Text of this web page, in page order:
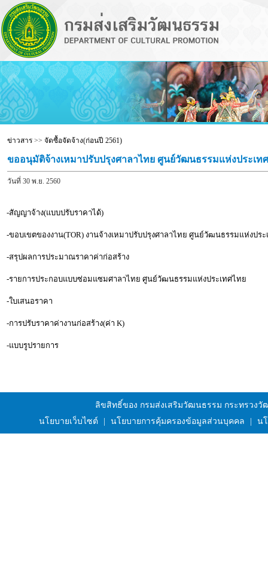
ข่าวสาร>> จัดซื้อจัดจ้าง(ก่อนปี 2561)
ขออนุมัติจ้างเหมาปรับปรุงศาลาไทย ศูนย์วัฒนธรรมแห่งประเท
วันที่ 30 พ.ย. 2560
-สัญญาจ้าง(แบบปรับราคาได้)
-ขอบเขตของงาน(TOR) งานจ้างเหมาปรับปรุงศาลาไทย ศูนย์วัฒนธรรมแห่งประ
-สรุปผลการประมาณราคาค่าก่อสร้าง
-รายการประกอบแบบซ่อมแซมศาลาไทย ศูนย์วัฒนธรรมแห่งประเทศไทย
-ใบเสนอราคา
-การปรับราคาค่างานก่อสร้าง(ค่า K)
-แบบรูปรายการ
ลิขสิทธิ์ของ กรมส่งเสริมวัฒนธรรม กระทรวง
นโยบายเว็บไซต์
นโยบายการคุ้มครองข้อมูลส่วนบุคคล น